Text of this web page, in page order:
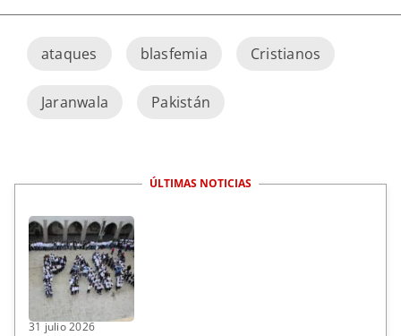
ataques blasfemia Cristianos
Jaranwala Pakistán
ÚLTIMAS NOTICIAS
31 julio 2026